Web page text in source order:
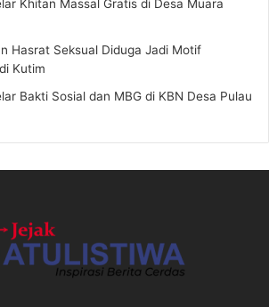
Khitan Massal Gratis di Desa Muara
Hasrat Seksual Diduga Jadi Motif
Kutim
Bakti Sosial dan MBG di KBN Desa Pulau